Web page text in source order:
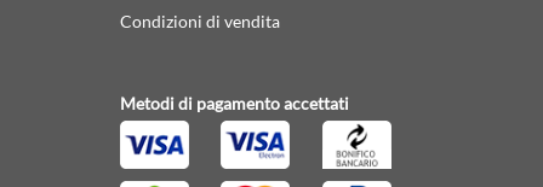
Condizioni di vendita
Metodi di pagamento accettati